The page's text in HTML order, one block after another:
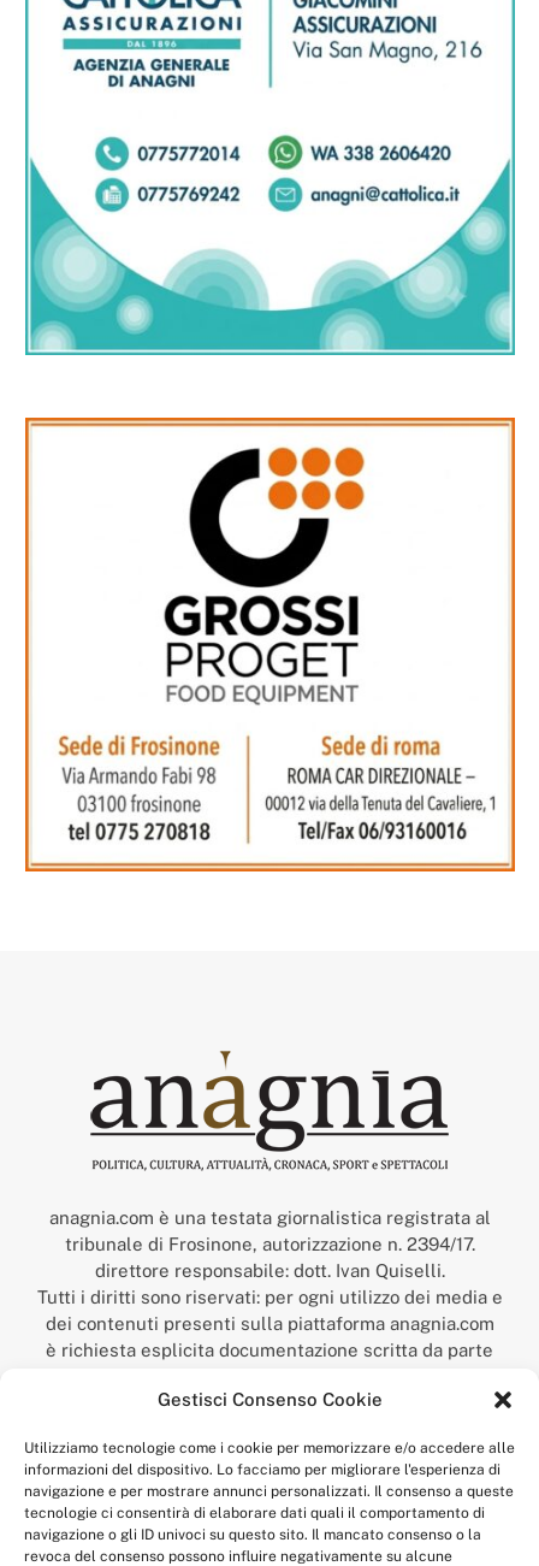
Gestisci Consenso Cookie
Utilizziamo tecnologie come i cookie per memorizzare e/o accedere alle
informazioni del dispositivo. Lo facciamo per migliorare l'esperienza di
navigazione e per mostrare annunci personalizzati. Il consenso a queste
tecnologie ci consentirà di elaborare dati quali il comportamento di
navigazione o gli ID univoci su questo sito. Il mancato consenso o la
revoca del consenso possono influire negativamente su alcune
anagnia.com è una testata giornalistica registrata al
tribunale di Frosinone, autorizzazione n. 2394/17.
direttore responsabile: dott. Ivan Quiselli.
Tutti i diritti sono riservati: per ogni utilizzo dei media e
dei contenuti presenti sulla piattaforma anagnia.com
è richiesta esplicita documentazione scritta da parte
“Anagnia” è un marchio registrato presso l’Ufficio Italiano
Economico,
num. registrazione: 302017000014044 del 9 febbraio 2017.
Per contatti:redazione@anagnia.com